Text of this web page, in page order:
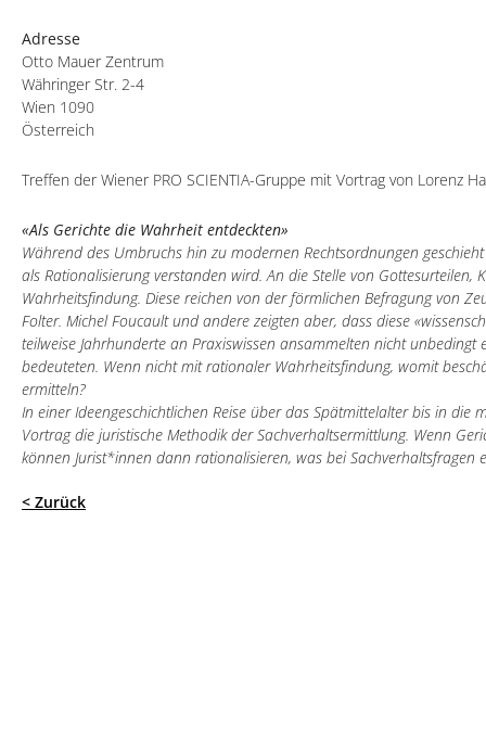
Adresse
Otto Mauer Zentrum
Währinger Str. 2-4
Wien 1090
Österreich
Treffen der Wiener PRO SCIENTIA-Gruppe mit Vortrag von Lorenz
«Als Gerichte die Wahrheit entdeckten»
Während des Umbruchs hin zu modernen Rechtsordnungen
als Rationalisierung verstanden wird. An die Stelle von
Wahrheitsfindung. Diese reichen von der förmlichen Befragung von
Folter. Michel Foucault und andere zeigten aber, dass diese
teilweise Jahrhunderte an Praxiswissen ansammelten nicht
bedeuteten. Wenn nicht mit rationaler Wahrheitsfindung, womit
ermitteln?
In einer Ideengeschichtlichen Reise über das Spätmittelalter bis in
Vortrag die juristische Methodik der Sachverhaltsermittlung. Wenn
können Jurist*innen dann rationalisieren, was bei Sachverhaltsfragen
< Zurück